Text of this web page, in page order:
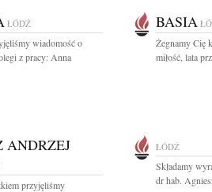
ŁÓDŹ
wiadomość o
z pracy: Anna
BASIA
Żegnamy Cię
miłość, lata
ANDRZEJ
przyjęliśmy
ŁÓDŹ
Składamy
dr hab.